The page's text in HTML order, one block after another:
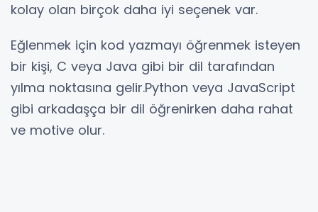
kolay olan birçok daha iyi seçenek var.
Eğlenmek için kod yazmayı öğrenmek isteyen
bir kişi, C veya Java gibi bir dil tarafından
yılma noktasına gelir.Python veya JavaScript
gibi arkadaşça bir dil öğrenirken daha rahat
ve motive olur.